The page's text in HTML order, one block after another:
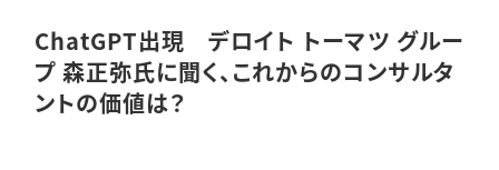
ChatGPT出現 デロイト トーマツ グルー
プ 森正弥氏に聞く、これからのコンサルタ
ントの価値は？